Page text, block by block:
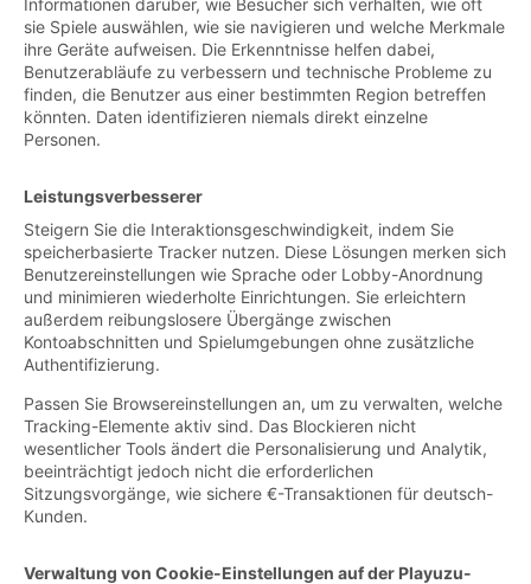
Informationen darüber, wie Besucher sich verhalten, wie oft
sie Spiele auswählen, wie sie navigieren und welche Merkmale
ihre Geräte aufweisen. Die Erkenntnisse helfen dabei,
Benutzerabläufe zu verbessern und technische Probleme zu
finden, die Benutzer aus einer bestimmten Region betreffen
könnten. Daten identifizieren niemals direkt einzelne
Personen.
Leistungsverbesserer
Steigern Sie die Interaktionsgeschwindigkeit, indem Sie
speicherbasierte Tracker nutzen. Diese Lösungen merken sich
Benutzereinstellungen wie Sprache oder Lobby-Anordnung
und minimieren wiederholte Einrichtungen. Sie erleichtern
außerdem reibungslosere Übergänge zwischen
Kontoabschnitten und Spielumgebungen ohne zusätzliche
Authentifizierung.
Passen Sie Browsereinstellungen an, um zu verwalten, welche
Tracking-Elemente aktiv sind. Das Blockieren nicht
wesentlicher Tools ändert die Personalisierung und Analytik,
beeinträchtigt jedoch nicht die erforderlichen
Sitzungsvorgänge, wie sichere €-Transaktionen für deutsch-
Kunden.
Verwaltung von Cookie-Einstellungen auf der Playuzu-